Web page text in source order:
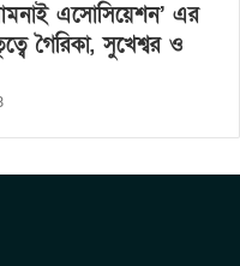
এসোসিয়েশন’ এর
গৈরিকা, সুখেশ্বর ও